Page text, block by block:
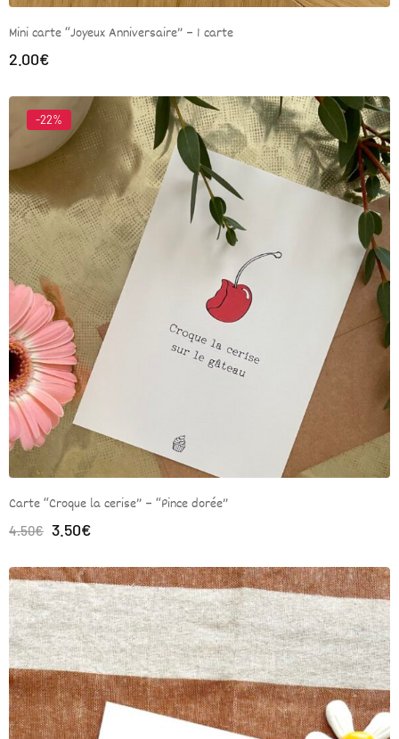
Mini carte “Joyeux Anniversaire” – 1 carte
2.00€
-22%
Carte “Croque la cerise” – “Pince dorée”
4.50€ 3.50€